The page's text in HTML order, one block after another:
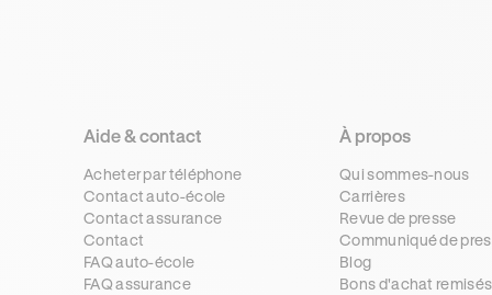
Aide & contact
Acheter par téléphone
Contact auto-école
Contact assurance
Contact
FAQ auto-école
FAQ assurance
À propos
Qui sommes-nous
Carrières
Revue de presse
Communiqué de
Blog
Bons d'achat remisés